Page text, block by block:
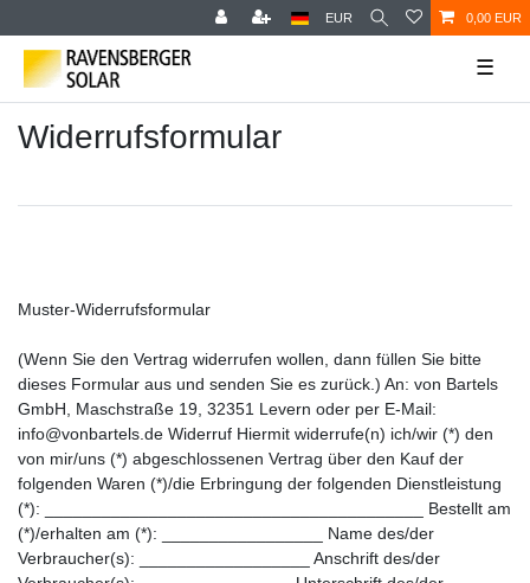
EUR 0,00 EUR
☰
Widerrufs­formular
Muster-Widerrufsformular
(Wenn Sie den Vertrag widerrufen wollen, dann füllen Sie bitte
dieses Formular aus und senden Sie es zurück.) An: von Bartels
GmbH, Maschstraße 19, 32351 Levern oder per E-Mail:
info@vonbartels.de Widerruf Hiermit widerrufe(n) ich/wir (*) den
von mir/uns (*) abgeschlossenen Vertrag über den Kauf der
folgenden Waren (*)/die Erbringung der folgenden Dienstleistung
(*): ________________________________________ Bestellt am
(*)/erhalten am (*): _________________ Name des/der
Verbraucher(s): __________________ Anschrift des/der